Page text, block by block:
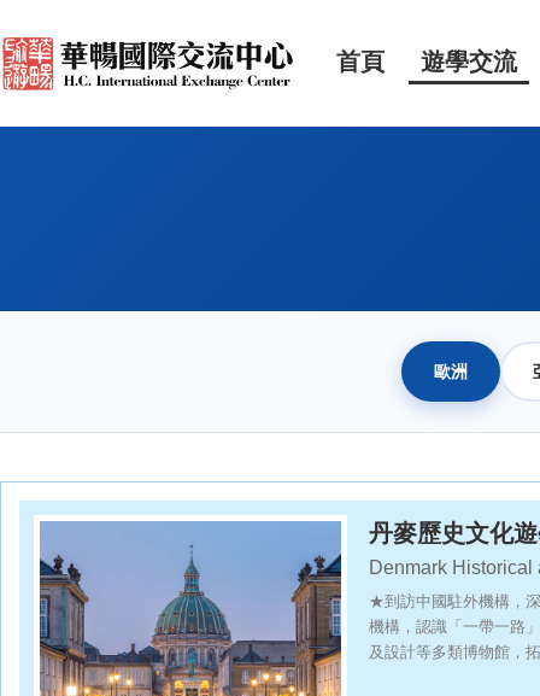
首頁 遊學交流
歐洲
丹麥歷史文化
Denmark Historical
★到訪中國駐外機構，
機構，認識「一帶一路
及設計等多類博物館，